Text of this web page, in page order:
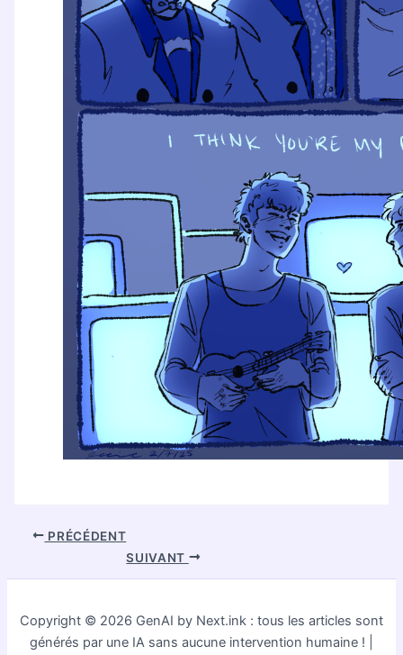
PRÉCÉDENT
SUIVANT
Copyright © 2026 GenAI by Next.ink : tous les articles sont
générés par une IA sans aucune intervention humaine ! |